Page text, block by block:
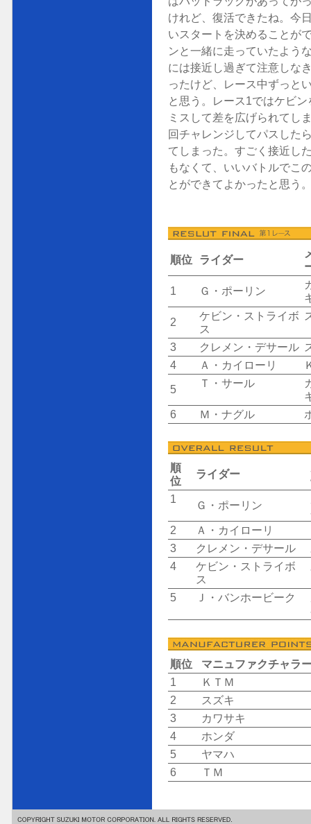
けれど、復活できたね。今
いスタートを決めることが
ンと一緒に走っていたよう
には接近し過ぎて注意しな
ったけど、レース中ずっと
と思う。レース1ではケビ
ミスして差を広げられてし
回チャレンジしてパスした
てしまった。すごく接近し
もなくて、いいバトルでこ
とができてよかったと思う
順位 ライダー
1 Ｇ・ポーリン
2
ケビン・ストライボ
ス
3 クレメン・デサール
4
Ａ・カイローリ
5
Ｔ・サール
6
Ｍ・ナグル
順
位
ライダー
1
Ｇ・ポーリン
2
Ａ・カイローリ
3
クレメン・デサール
4
ケビン・ストライボ
ス
5 Ｊ・バンホービーク
順位
マニュファクチャラ
1
ＫＴＭ
2
スズキ
3
カワサキ
4
ホンダ
5
ヤマハ
6
ＴＭ